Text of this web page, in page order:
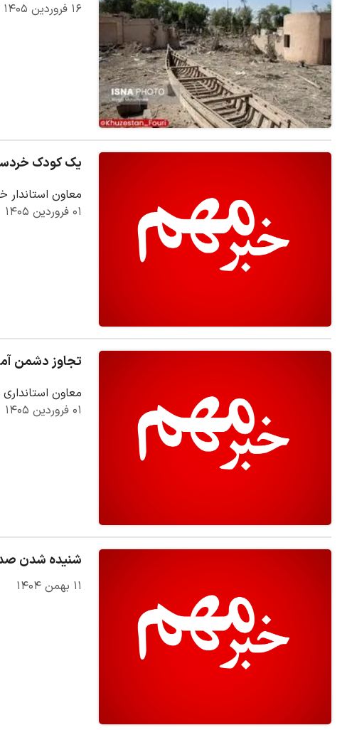
۱۶ فروردین ۱۴۰۵
یک کودک
معاون استاندار
۰۱ فروردین ۱۴۰۵
تجاوز دشمن
معاون
۰۱ فروردین ۱۴۰۵
شنیده شدن
۱۱ بهمن ۱۴۰۴